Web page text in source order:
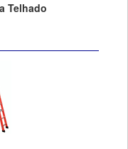
Telhado